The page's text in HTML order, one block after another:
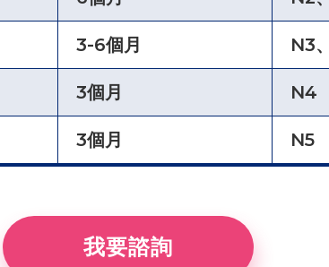
3-6個月 N3
3個月 N4
3個月 N5
我要諮詢